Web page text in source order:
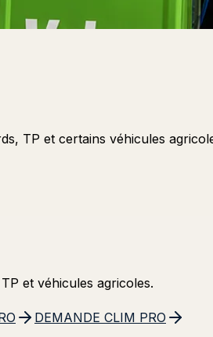
TP et certains véhicules
et véhicules agricoles.
DEMANDE CLIM PRO